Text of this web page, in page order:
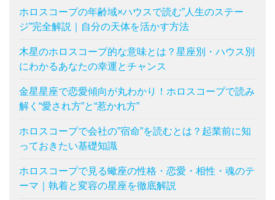
ホロスコープの年齢域×ハウスで読む”人生のステー
ジ”完全解説｜自分の天体を活かす方法
木星のホロスコープ的な意味とは？星座別・ハウス別
にわかるあなたの幸運とチャンス
金星星座で恋愛傾向が丸わかり！ホロスコープで読み
解く“愛され方”と“惹かれ方”
ホロスコープで会社の”宿命”を読むとは？起業前に知
っておきたい基礎知識
ホロスコープで見る蠍座の性格・恋愛・相性・魂のテ
ーマ｜執着と変容の星座を徹底解説